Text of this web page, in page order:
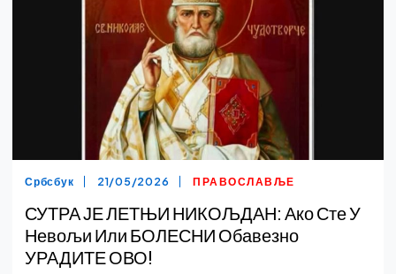
Србсбук 21/05/2026 ПРАВОСЛАВЉЕ
СУТРА ЈЕ ЛЕТЊИ НИКОЉДАН: Ако Сте У
Невољи Или БОЛЕСНИ Обавезно
УРАДИТЕ ОВО!